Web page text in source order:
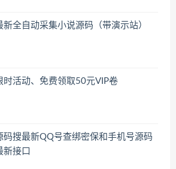
新全自动采集小说源码（带演示站）
时活动、免费领取50元VIP卷
码搜最新QQ号查绑密保和手机号源码
新接口